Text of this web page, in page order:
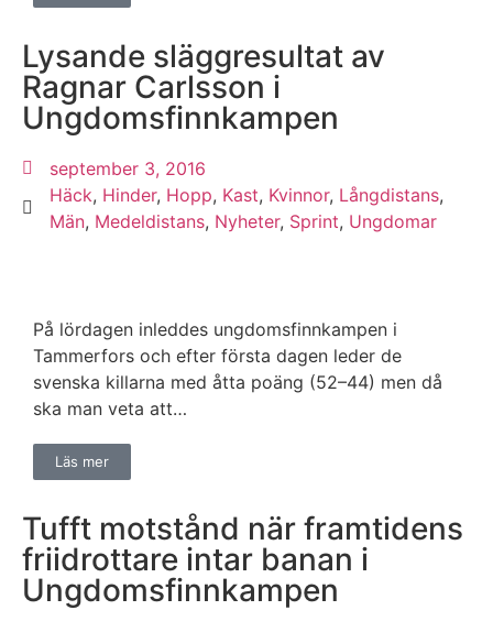
Lysande släggresultat av
Ragnar Carlsson i
Ungdomsfinnkampen
september 3, 2016
Häck, Hinder, Hopp, Kast, Kvinnor, Långdistans,
Män, Medeldistans, Nyheter, Sprint, Ungdomar
På lördagen inleddes ungdomsfinnkampen i
Tammerfors och efter första dagen leder de
svenska killarna med åtta poäng (52–44) men då
ska man veta att…
Läs mer
Tufft motstånd när framtidens
friidrottare intar banan i
Ungdomsfinnkampen